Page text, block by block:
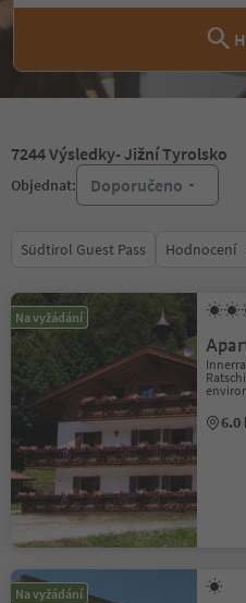
7244Výsledky- Jižní Tyrolsko
Objednat: Doporučeno
Südtirol Guest Pass Hodnocení
Na vyžádání
6.0
Na vyžádání